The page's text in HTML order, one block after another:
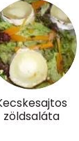
0 mg
0 mg
1.7 g
zöldsaláta